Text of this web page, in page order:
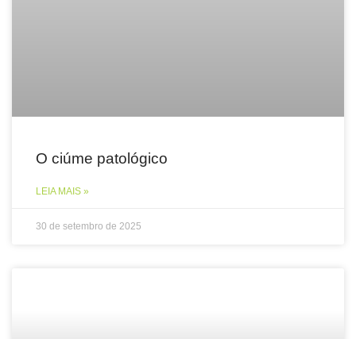
O ciúme patológico
LEIA MAIS »
30 de setembro de 2025